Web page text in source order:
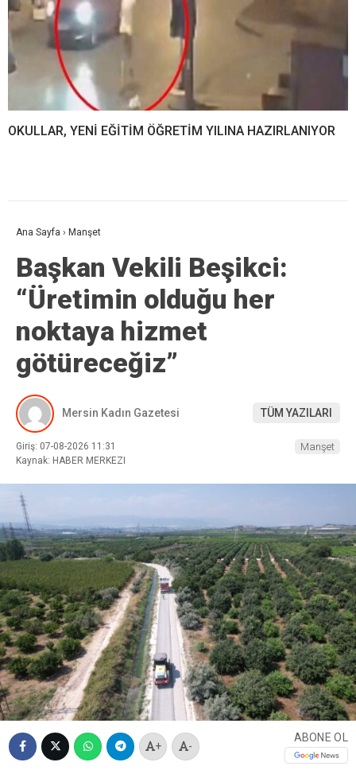
OKULLAR, YENİ EĞİTİM ÖĞRETİM YILINA HAZIRLANIYOR
Ana Sayfa › Manşet
Başkan Vekili Beşikci:
“Üretimin olduğu her
noktaya hizmet
götüreceğiz”
Mersin Kadın Gazetesi TÜM YAZILARI
Giriş: 07-08-2026 11:31
Kaynak: HABER MERKEZI
Manşet
+ -
ABONE OL